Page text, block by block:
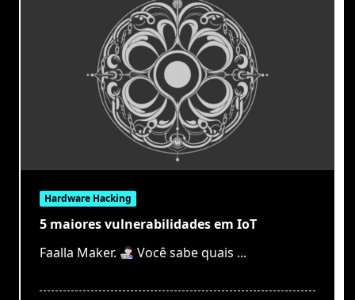
Hardware Hacking
5 maiores vulnerabilidades em IoT
Faalla Maker.
Você sabe quais ...